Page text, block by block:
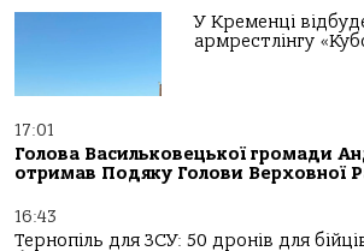
У Кременці
армрестлінгу
17:01
Голова Васильковецької громади
отримав Подяку Голови Верховної
16:43
Тернопіль для ЗСУ: 50 дронів для